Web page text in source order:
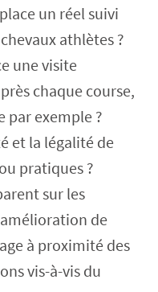
un réel suivi
athlètes ?
une visite
chaque course,
par exemple ?
et la légalité de
pratiques ?
sur les
de
à proximité des
vis-à-vis du